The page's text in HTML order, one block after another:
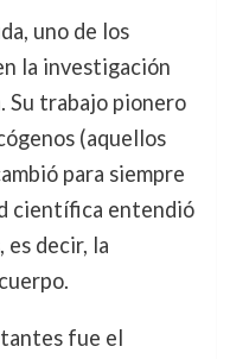
uno de los
la investigación
Su trabajo pionero
(aquellos
para siempre
científica entendió
es decir, la
fue el